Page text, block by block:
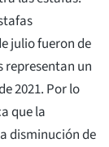
julio fueron de
representan un
2021. Por lo
que la
disminución de